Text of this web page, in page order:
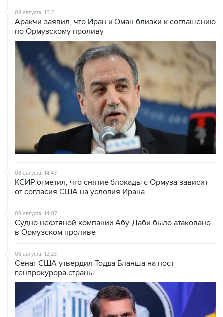
08 августа, 15:21
Аракчи заявил, что Иран и Оман близки к соглашению
по Ормузскому проливу
08 августа, 14:43
КСИР отметил, что снятие блокады с Ормуза зависит
от согласия США на условия Ирана
08 августа, 14:07
Судно нефтяной компании Абу-Даби было атаковано
в Ормузском проливе
08 августа, 12:23
Сенат США утвердил Тодда Бланша на пост
генпрокурора страны